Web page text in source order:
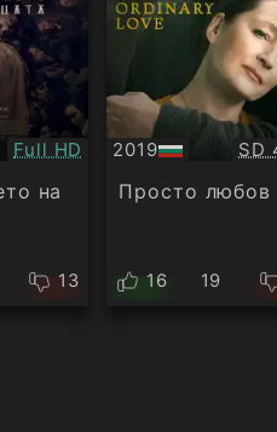
Качество:
Full HD
на
13
2019
БГ
аудио
SD
Просто любов
16 19